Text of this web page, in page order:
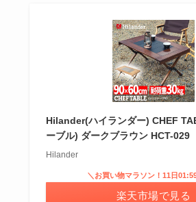
Hilander(ハイランダー) CHEF
ーブル) ダークブラウン HCT-029
Hilander
＼お買い物マラソン！11日
楽天市場で見る